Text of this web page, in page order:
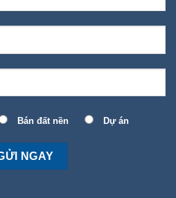
Bán đất nền Dự án